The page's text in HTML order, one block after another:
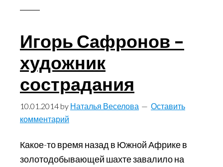
Игорь Сафронов –
художник
сострадания
10.01.2014 by Наталья Веселова
Оставить
комментарий
Какое-то время назад в Южной Африке в
золотодобывающей шахте завалило на